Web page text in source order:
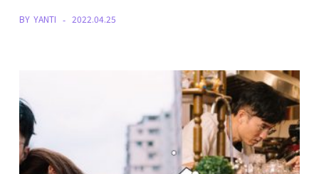
BY YANTI 2022.04.25